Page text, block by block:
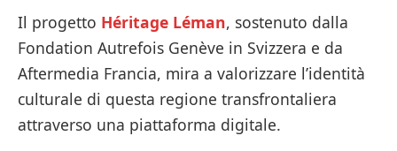
Il progetto Héritage Léman, sostenuto dalla
Fondation Autrefois Genève in Svizzera e da
Aftermedia Francia, mira a valorizzare l’identità
culturale di questa regione transfrontaliera
attraverso una piattaforma digitale.